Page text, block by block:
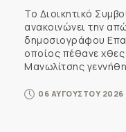
Το Διοικητικό
ανακοινώνει την
δημοσιογράφου
οποίος πέθανε
Μανωλίτσης
06 ΑΥΓΟΥΣΤΟΥ 2026